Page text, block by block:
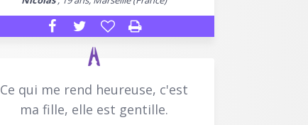
Ce qui me rend heureuse, c'est
ma fille, elle est gentille.